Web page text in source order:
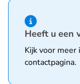
Hint van type
Heeft u een
Kijk voor
contactpagina.